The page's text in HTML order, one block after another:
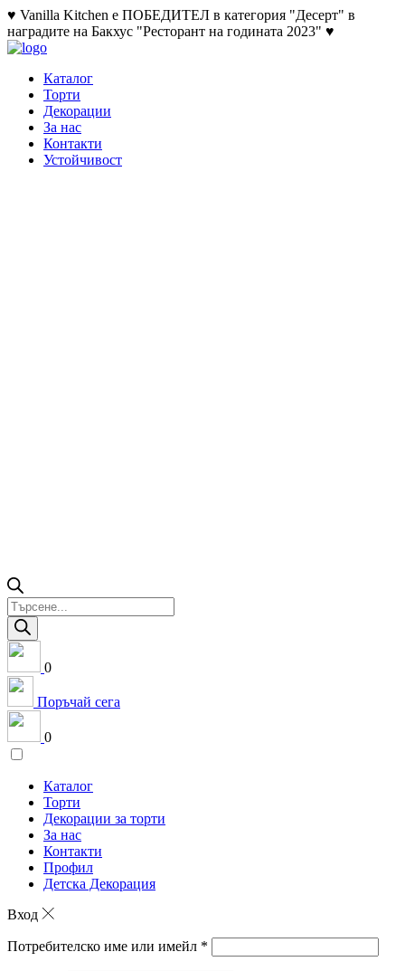
♥ Vanilla Kitchen е ПОБЕДИТЕЛ в категория "Десерт" в
наградите на Бакхус "Ресторант на годината 2023" ♥
Каталог
Торти
Декорации
За нас
Контакти
Устойчивост
Products
search
0
Поръчай сега
0
Каталог
Торти
Декорации за торти
За нас
Контакти
Профил
Детска Декорация
Вход
Потребителско име или имейл *